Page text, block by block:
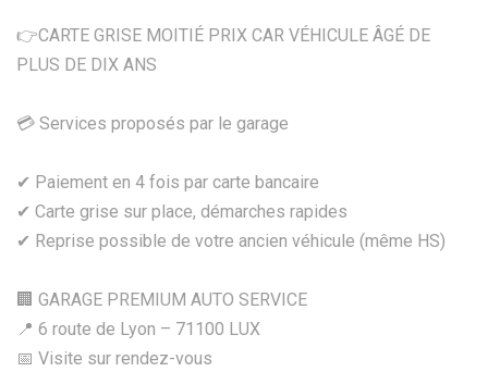
👉CARTE GRISE MOITIÉ PRIX CAR VÉHICULE ÂGÉ DE
PLUS DE DIX ANS
💳 Services proposés par le garage
✔ Paiement en 4 fois par carte bancaire
✔ Carte grise sur place, démarches rapides
✔ Reprise possible de votre ancien véhicule (même HS)
🏢 GARAGE PREMIUM AUTO SERVICE
📍 6 route de Lyon – 71100 LUX
📅 Visite sur rendez-vous